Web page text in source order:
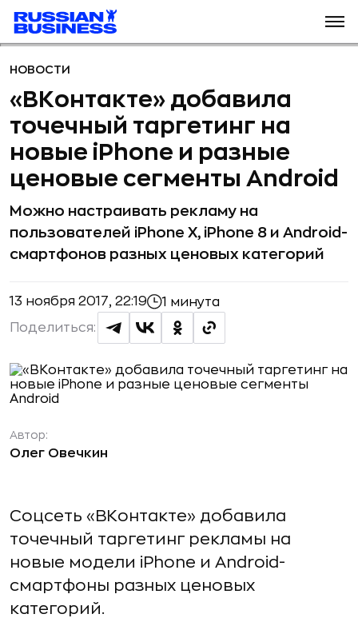
НОВОСТИ
«ВКонтакте» добавила
точечный таргетинг на
новые iPhone и разные
ценовые сегменты Android
Можно настраивать рекламу на
пользователей iPhone X, iPhone 8 и Android-
смартфонов разных ценовых категорий
13 ноября 2017, 22:19 1 минута
Поделиться:
Автор:
Олег Овечкин
Соцсеть «ВКонтакте» добавила
точечный таргетинг рекламы на
новые модели iPhone и Android-
смартфоны разных ценовых
категорий.